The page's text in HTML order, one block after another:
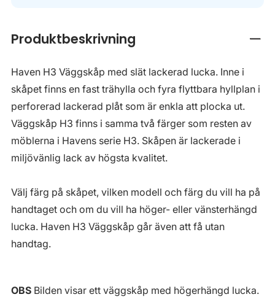
Produktbeskrivning
Haven H3 Väggskåp med slät lackerad lucka. Inne i
skåpet finns en fast trähylla och fyra flyttbara hyllplan i
perforerad lackerad plåt som är enkla att plocka ut.
Väggskåp H3 finns i samma två färger som resten av
möblerna i Havens serie H3. Skåpen är lackerade i
miljövänlig lack av högsta kvalitet.
Välj färg på skåpet, vilken modell och färg du vill ha på
handtaget och om du vill ha höger- eller vänsterhängd
lucka. Haven H3 Väggskåp går även att få utan
handtag.
OBS Bilden visar ett väggskåp med högerhängd lucka.